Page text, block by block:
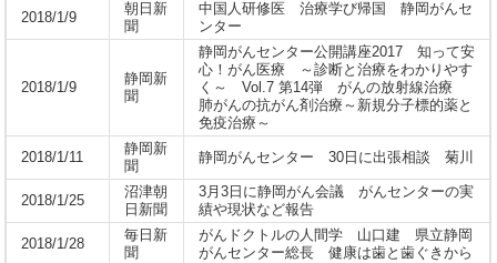
2018/1/9
朝日新
聞
中国人研修医 治療学び帰国 静岡がんセ
ンター
2018/1/9
静岡新
聞
静岡がんセンター公開講座2017 知って安
心！がん医療 ～診断と治療をわかりやす
く～ Vol.7 第14弾 がんの放射線治療
肺がんの抗がん剤治療～新規分子標的薬と
免疫治療～
2018/1/11
静岡新
聞
静岡がんセンター 30日に出張相談 菊川
2018/1/25
沼津朝
日新聞
3月3日に静岡がん会議 がんセンターの実
績や現状など報告
2018/1/28
毎日新
聞
がんドクトルの人間学 山口建 県立静岡
がんセンター総長 健康は歯と歯ぐきから